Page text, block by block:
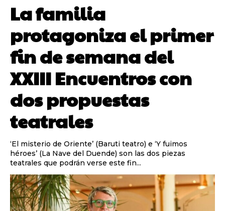
La familia
protagoniza el primer
fin de semana del
XXIII Encuentros con
dos propuestas
teatrales
‘El misterio de Oriente’ (Baruti teatro) e ‘Y fuimos
héroes’ (La Nave del Duende) son las dos piezas
teatrales que podrán verse este fin...